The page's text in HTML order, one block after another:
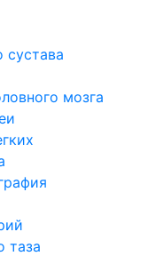
сустава
мозга
таза